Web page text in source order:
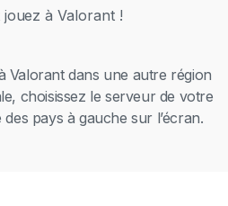
jouez à Valorant !
Valorant dans une autre région
choisissez le serveur de votre
pays à gauche sur l’écran.